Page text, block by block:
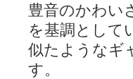
豊音のかわい
を基調として
似たようなギ
す。